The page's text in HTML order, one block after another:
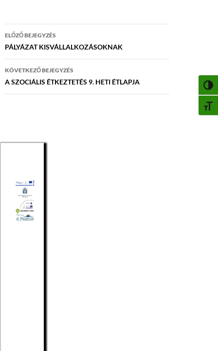
Bejegyzés
navigáció
ELŐZŐ BEJEGYZÉS
PÁLYÁZAT KISVÁLLALKOZÁSOKNAK
KÖVETKEZŐ BEJEGYZÉS
A SZOCIÁLIS ÉTKEZTETÉS 9. HETI ÉTLAPJA